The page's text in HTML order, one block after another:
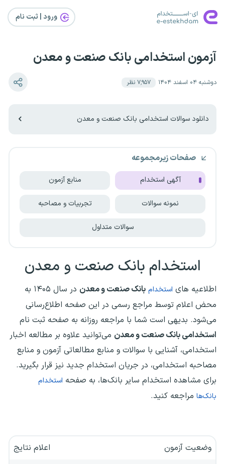
ورود | ثبت‌ نام
آزمون استخدامی بانک صنعت و معدن
دوشنبه ۰۴ اسفند ۱۴۰۴ ۷٬۹۵۷ نظر
دانلود سوالات استخدامی بانک صنعت و معدن
صفحات زیرمجموعه
آگهی استخدام منابع آزمون
نمونه سوالات تجربیات و مصاحبه
سوالات متداول
استخدام بانک صنعت و معدن
اطلاعیه های استخدام‌ بانک صنعت و معدن
در سال ۱۴۰۵ به
محض اعلام توسط مراجع رسمی در این صفحه اطلاع‌رسانی
می‌شود. بدیهی است شما با مراجعه روزانه به صفحه ثبت نام
استخدامی بانک صنعت و معدن می‌توانید علاوه بر مطالعه اخبار
استخدامی، آشنایی با سوالات و منابع مطالعاتی آزمون و منابع
مصاحبه استخدامی، در جریان استخدام جدید نیز قرار بگیرید.
برای مشاهده استخدام سایر بانک‌ها، به صفحه استخدام
بانک‌ها مراجعه کنید.
وضعیت آزمون
اعلام نتایج